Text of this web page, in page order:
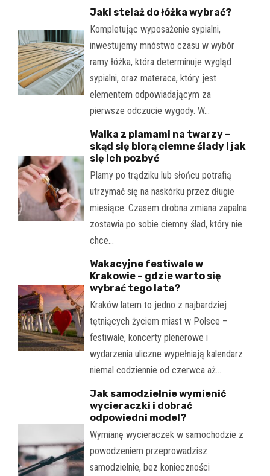
Jaki stelaż do łóżka wybrać?
Kompletując wyposażenie sypialni,
inwestujemy mnóstwo czasu w wybór
ramy łóżka, która determinuje wygląd
sypialni, oraz materaca, który jest
elementem odpowiadającym za
pierwsze odczucie wygody. W…
Walka z plamami na twarzy –
skąd się biorą ciemne ślady i jak
się ich pozbyć
Plamy po trądziku lub słońcu potrafią
utrzymać się na naskórku przez długie
miesiące. Czasem drobna zmiana zapalna
zostawia po sobie ciemny ślad, który nie
chce…
Wakacyjne festiwale w
Krakowie – gdzie warto się
wybrać tego lata?
Kraków latem to jedno z najbardziej
tętniących życiem miast w Polsce –
festiwale, koncerty plenerowe i
wydarzenia uliczne wypełniają kalendarz
niemal codziennie od czerwca aż…
Jak samodzielnie wymienić
wycieraczki i dobrać
odpowiedni model?
Wymianę wycieraczek w samochodzie z
powodzeniem przeprowadzisz
samodzielnie, bez konieczności